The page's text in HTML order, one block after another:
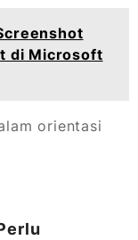
di Microsoft
orientasi